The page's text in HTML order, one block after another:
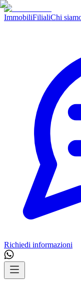
ImmobiliFilialiChi
Richiedi informazioni